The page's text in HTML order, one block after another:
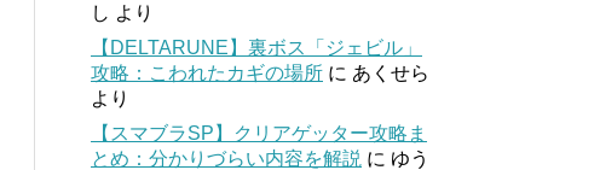
し より
【DELTARUNE】裏ボス「ジェビル」
攻略：こわれたカギの場所 に あくせら
より
【スマブラSP】クリアゲッター攻略ま
とめ：分かりづらい内容を解説 に ゆう